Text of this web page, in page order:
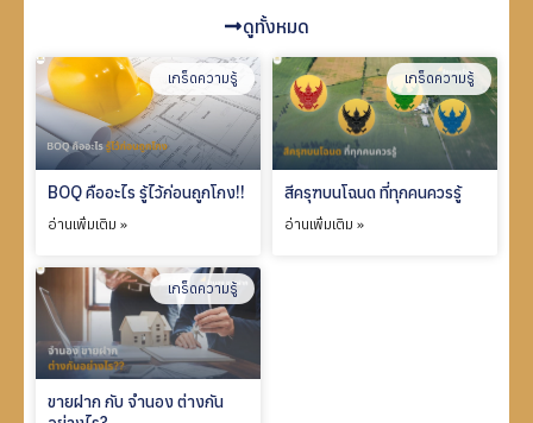
ดูทั้งหมด
เกร็ดความรู้
BOQ คืออะไร รู้ไว้ก่อนถูกโกง!!
อ่านเพิ่มเติม »
เกร็ดความรู้
สีครุฑบนโฉนด ที่ทุกคนควรรู้
อ่านเพิ่มเติม »
เกร็ดความรู้
ขายฝาก กับ จำนอง ต่างกัน